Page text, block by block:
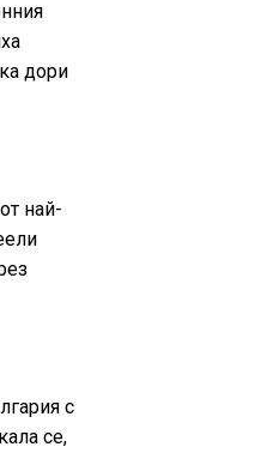
дори
най-
с
се,